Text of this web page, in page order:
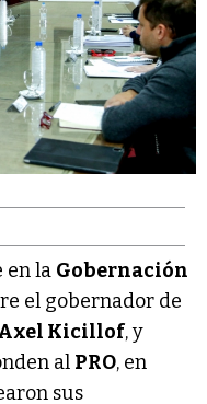
en la Gobernación
el gobernador de
Kicillof, y
al PRO, en
sus